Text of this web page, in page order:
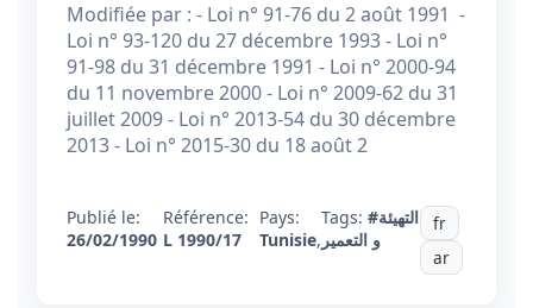
Modifiée par : - Loi n° 91-76 du 2 août 1991 -
Loi n° 93-120 du 27 décembre 1993 - Loi n°
91-98 du 31 décembre 1991 - Loi n° 2000-94
du 11 novembre 2000 - Loi n° 2009-62 du 31
juillet 2009 - Loi n° 2013-54 du 30 décembre
2013 - Loi n° 2015-30 du 18 août 2
Publié le:
26/02/1990
Référence:
L 1990/17
Pays:
Tunisie,
Tags: #التهيئة
و التعمير
fr
ar